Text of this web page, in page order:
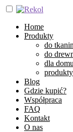
Home
Produkty
do tkanin
do
dla domu
produkty
Blog
Gdzie kupić?
Współpraca
FAQ
Kontakt
O nas